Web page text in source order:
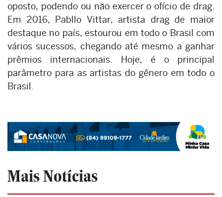
oposto, podendo ou não exercer o ofício de drag.
Em 2016, Pabllo Vittar, artista drag de maior
destaque no país, estourou em todo o Brasil com
vários sucessos, chegando até mesmo a ganhar
prêmios internacionais. Hoje, é o principal
parâmetro para as artistas do gênero em todo o
Brasil.
Mais Notícias